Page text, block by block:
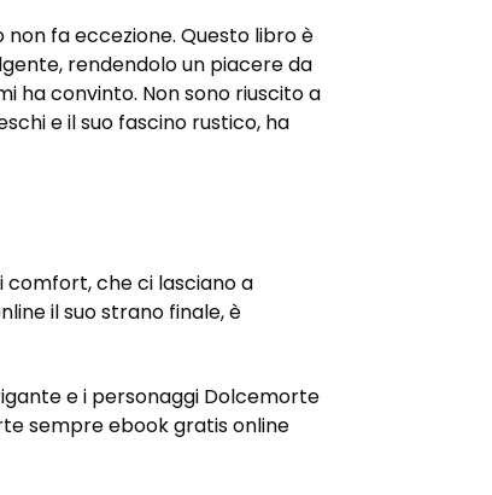
fa eccezione. Questo libro è
rendendolo un piacere da
ha convinto. Non sono riuscito a
e il suo fascino rustico, ha
che ci lasciano a
il suo strano finale, è
e i personaggi Dolcemorte
sempre ebook gratis online